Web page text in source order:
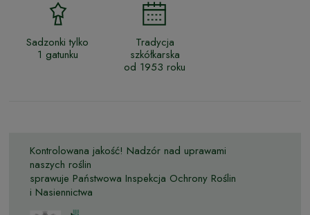
Sadzonki tylko
1 gatunku
Tradycja
szkółkarska
od 1953 roku
Kontrolowana jakość! Nadzór nad uprawami
naszych roślin
sprawuje Państwowa Inspekcja Ochrony Roślin
i Nasiennictwa